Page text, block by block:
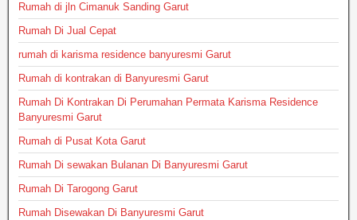
Rumah di jln Cimanuk Sanding Garut
Rumah Di Jual Cepat
rumah di karisma residence banyuresmi Garut
Rumah di kontrakan di Banyuresmi Garut
Rumah Di Kontrakan Di Perumahan Permata Karisma Residence
Banyuresmi Garut
Rumah di Pusat Kota Garut
Rumah Di sewakan Bulanan Di Banyuresmi Garut
Rumah Di Tarogong Garut
Rumah Disewakan Di Banyuresmi Garut